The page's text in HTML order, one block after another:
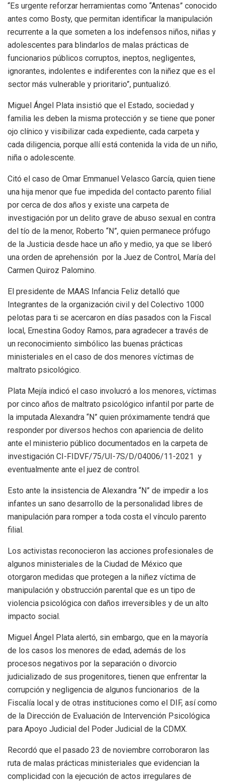
“Es urgente reforzar herramientas como “Antenas” conocido
antes como Bosty, que permitan identificar la manipulación
recurrente a la que someten a los indefensos niños, niñas y
adolescentes para blindarlos de malas prácticas de
funcionarios públicos corruptos, ineptos, negligentes,
ignorantes, indolentes e indiferentes con la niñez que es el
sector más vulnerable y prioritario”, puntualizó.
Miguel Ángel Plata insistió que el Estado, sociedad y
familia les deben la misma protección y se tiene que poner
ojo clínico y visibilizar cada expediente, cada carpeta y
cada diligencia, porque allí está contenida la vida de un niño,
niña o adolescente.
Citó el caso de Omar Emmanuel Velasco García, quien tiene
una hija menor que fue impedida del contacto parento filial
por cerca de dos años y existe una carpeta de
investigación por un delito grave de abuso sexual en contra
del tío de la menor, Roberto “N”, quien permanece prófugo
de la Justicia desde hace un año y medio, ya que se liberó
una orden de aprehensión por la Juez de Control, María del
Carmen Quiroz Palomino.
El presidente de MAAS Infancia Feliz detalló que
Integrantes de la organización civil y del Colectivo 1000
pelotas para ti se acercaron en días pasados con la Fiscal
local, Ernestina Godoy Ramos, para agradecer a través de
un reconocimiento simbólico las buenas prácticas
ministeriales en el caso de dos menores víctimas de
maltrato psicológico.
Plata Mejía indicó el caso involucró a los menores, víctimas
por cinco años de maltrato psicológico infantil por parte de
la imputada Alexandra “N” quien próximamente tendrá que
responder por diversos hechos con apariencia de delito
ante el ministerio público documentados en la carpeta de
investigación CI-FIDVF/75/UI-7S/D/04006/11-2021 y
eventualmente ante el juez de control.
Esto ante la insistencia de Alexandra “N” de impedir a los
infantes un sano desarrollo de la personalidad libres de
manipulación para romper a toda costa el vínculo parento
filial.
Los activistas reconocieron las acciones profesionales de
algunos ministeriales de la Ciudad de México que
otorgaron medidas que protegen a la niñez víctima de
manipulación y obstrucción parental que es un tipo de
violencia psicológica con daños irreversibles y de un alto
impacto social.
Miguel Ángel Plata alertó, sin embargo, que en la mayoría
de los casos los menores de edad, además de los
procesos negativos por la separación o divorcio
judicializado de sus progenitores, tienen que enfrentar la
corrupción y negligencia de algunos funcionarios de la
Fiscalía local y de otras instituciones como el DIF, así como
de la Dirección de Evaluación de Intervención Psicológica
para Apoyo Judicial del Poder Judicial de la CDMX.
Recordó que el pasado 23 de noviembre corroboraron las
ruta de malas prácticas ministeriales que evidencian la
complicidad con la ejecución de actos irregulares de